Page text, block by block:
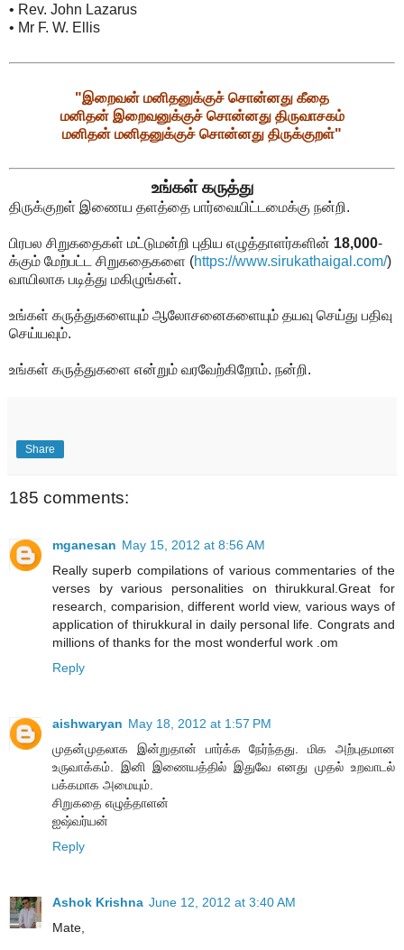
• Rev. John Lazarus
• Mr F. W. Ellis
"இறைவன் மனிதனுக்குச் சொன்னது கீதை
மனிதன் இறைவனுக்குச் சொன்னது திருவாசகம்
மனிதன் மனிதனுக்குச் சொன்னது திருக்குறள்"
உங்கள் கருத்து
திருக்குறள் இணைய தளத்தை பார்வையிட்டமைக்கு நன்றி.
பிரபல சிறுகதைகள் மட்டுமன்றி புதிய எழுத்தாளர்களின் 18,000-
க்கும் மேற்பட்ட சிறுகதைகளை (https://www.sirukathaigal.com/)
வாயிலாக படித்து மகிழுங்கள்.
உங்கள் கருத்துகளையும் ஆலோசனைகளையும் தயவு செய்து பதிவு
செய்யவும்.
உங்கள் கருத்துகளை என்றும் வரவேற்கிறோம். நன்றி.
Share
185 comments:
mganesan May 15, 2012 at 8:56 AM
Really superb compilations of various commentaries of the
verses by various personalities on thirukkural.Great for
research, comparision, different world view, various ways of
application of thirukkural in daily personal life. Congrats and
millions of thanks for the most wonderful work .om
Reply
aishwaryan May 18, 2012 at 1:57 PM
முதன்முதலாக இன்றுதான் பார்க்க நேர்ந்தது. மிக அற்புதமான
உருவாக்கம். இனி இணையத்தில் இதுவே எனது முதல் உறவாடல்
பக்கமாக அமையும்.
சிறுகதை எழுத்தாளன்
ஐஷ்வர்யன்
Reply
Ashok Krishna June 12, 2012 at 3:40 AM
Mate,